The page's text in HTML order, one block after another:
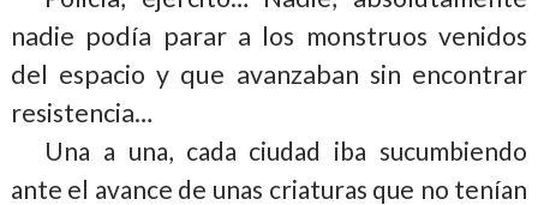
nadie podía parar a los monstruos venidos
del espacio y que avanzaban sin encontrar
resistencia…
Una a una, cada ciudad iba sucumbiendo
ante el avance de unas criaturas que no tenían